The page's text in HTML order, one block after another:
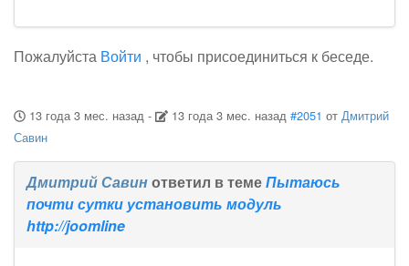
Пожалуйста Войти , чтобы присоединиться к беседе.
13 года 3 мес. назад- 13 года 3 мес. назад #2051 отДмитрий
Савин
Дмитрий Савинответил в темеПытаюсь
почти сутки установить модуль
http://joomline